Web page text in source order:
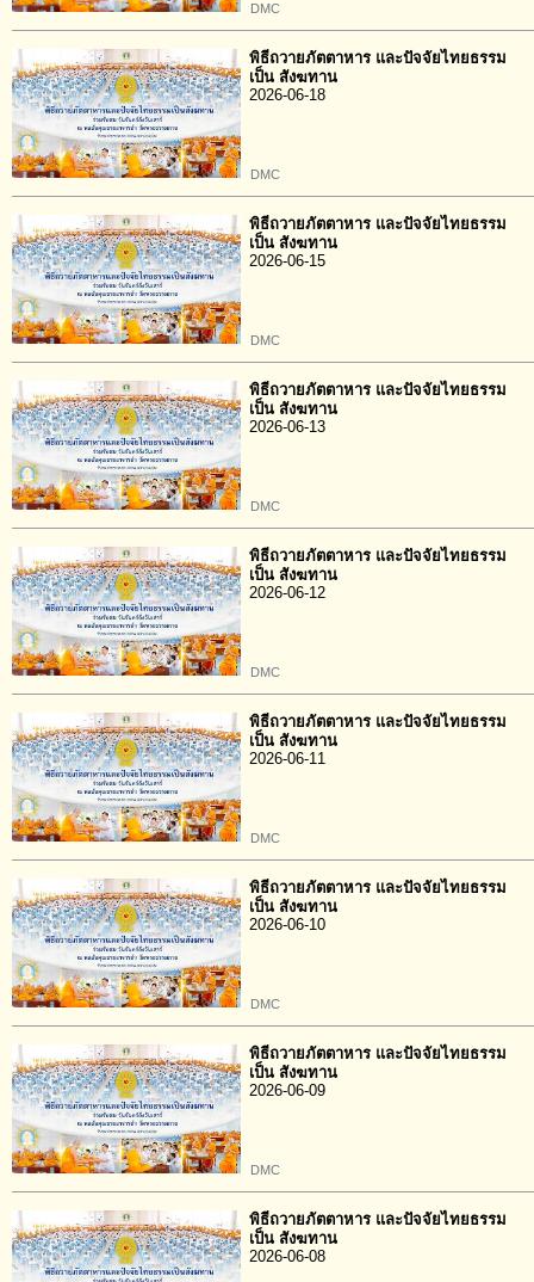
DMC
พิธีถวายภัตตาหาร และปัจจัยไทยธรรม
เป็น สังฆทาน
2026-06-18
DMC
พิธีถวายภัตตาหาร และปัจจัยไทยธรรม
เป็น สังฆทาน
2026-06-15
DMC
พิธีถวายภัตตาหาร และปัจจัยไทยธรรม
เป็น สังฆทาน
2026-06-13
DMC
พิธีถวายภัตตาหาร และปัจจัยไทยธรรม
เป็น สังฆทาน
2026-06-12
DMC
พิธีถวายภัตตาหาร และปัจจัยไทยธรรม
เป็น สังฆทาน
2026-06-11
DMC
พิธีถวายภัตตาหาร และปัจจัยไทยธรรม
เป็น สังฆทาน
2026-06-10
DMC
พิธีถวายภัตตาหาร และปัจจัยไทยธรรม
เป็น สังฆทาน
2026-06-09
DMC
พิธีถวายภัตตาหาร และปัจจัยไทยธรรม
เป็น สังฆทาน
2026-06-08